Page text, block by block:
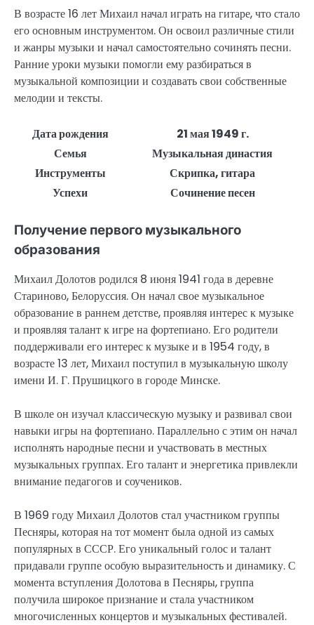
В возрасте 16 лет Михаил начал играть на гитаре, что стало
его основным инструментом. Он освоил различные стили
и жанры музыки и начал самостоятельно сочинять песни.
Ранние уроки музыки помогли ему разбираться в
музыкальной композиции и создавать свои собственные
мелодии и тексты.
Дата рождения
21 мая 1949 г.
Семья
Музыкальная династия
Инструменты
Скрипка, гитара
Успехи
Сочинение песен
Получение первого музыкального
образования
Михаил Долотов родился 8 июня 1941 года в деревне
Стариново, Белоруссия. Он начал свое музыкальное
образование в раннем детстве, проявляя интерес к музыке
и проявляя талант к игре на фортепиано. Его родители
поддерживали его интерес к музыке и в 1954 году, в
возрасте 13 лет, Михаил поступил в музыкальную школу
имени И. Г. Прушицкого в городе Минске.
В школе он изучал классическую музыку и развивал свои
навыки игры на фортепиано. Параллельно с этим он начал
исполнять народные песни и участвовать в местных
музыкальных группах. Его талант и энергетика привлекли
внимание педагогов и соучеников.
В 1969 году Михаил Долотов стал участником группы
Песняры, которая на тот момент была одной из самых
популярных в СССР. Его уникальный голос и талант
придавали группе особую выразительность и динамику. С
момента вступления Долотова в Песняры, группа
получила широкое признание и стала участником
многочисленных концертов и музыкальных фестивалей.